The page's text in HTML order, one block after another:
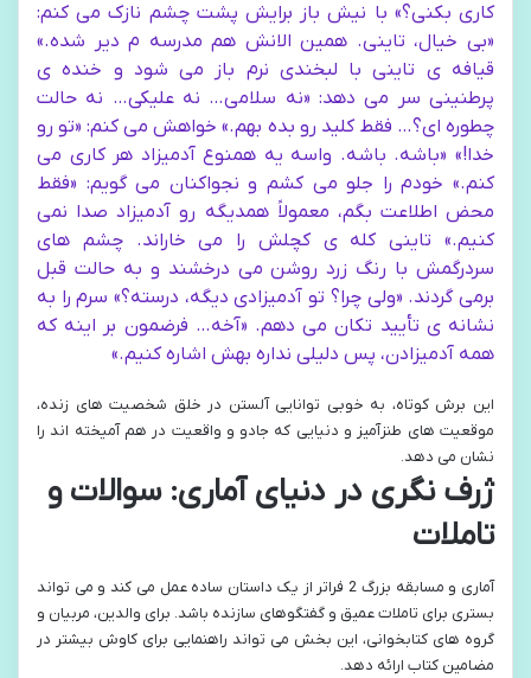
کاری بکنی؟» با نیش باز برایش پشت چشم نازک می کنم:
«بی خیال، تاینی. همین الانش هم مدرسه م دیر شده.»
قیافه ی تاینی با لبخندی نرم باز می شود و خنده ی
پرطنینی سر می دهد: «نه سلامی… نه علیکی… نه حالت
چطوره ای؟… فقط کلید رو بده بهم.» خواهش می کنم: «تو رو
خدا!» «باشه. باشه. واسه یه همنوع آدمیزاد هر کاری می
کنم.» خودم را جلو می کشم و نجواکنان می گویم: «فقط
محض اطلاعت بگم، معمولاً همدیگه رو آدمیزاد صدا نمی
کنیم.» تاینی کله ی کچلش را می خاراند. چشم های
سردرگمش با رنگ زرد روشن می درخشند و به حالت قبل
برمی گردند. «ولی چرا؟ تو آدمیزادی دیگه، درسته؟» سرم را به
نشانه ی تأیید تکان می دهم. «آخه… فرضمون بر اینه که
همه آدمیزادن، پس دلیلی نداره بهش اشاره کنیم.»
این برش کوتاه، به خوبی توانایی آلستن در خلق شخصیت های زنده،
موقعیت های طنزآمیز و دنیایی که جادو و واقعیت در هم آمیخته اند را
نشان می دهد.
ژرف نگری در دنیای آماری: سوالات و
تاملات
آماری و مسابقه بزرگ 2 فراتر از یک داستان ساده عمل می کند و می تواند
بستری برای تاملات عمیق و گفتگوهای سازنده باشد. برای والدین، مربیان و
گروه های کتابخوانی، این بخش می تواند راهنمایی برای کاوش بیشتر در
مضامین کتاب ارائه دهد.